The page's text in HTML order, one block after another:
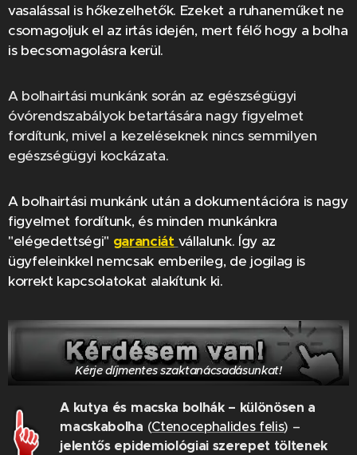
vasalással is hőkezelhetők. Ezeket a ruhaneműket ne
csomagoljuk el az irtás idején, mert félő hogy a bolha
is becsomagolásra kerül.
A bolhairtási munkánk során az egészségügyi
óvórendszabályok betartására nagy figyelmet
fordítunk, mivel a kezeléseknek nincs semmilyen
egészségügyi kockázata.
A bolhairtási munkánk után a dokumentációra is nagy
figyelmet fordítunk, és minden munkánkra
"elégedettségi" garanciát vállalunk. Így az
ügyfeleinkkel nemcsak emberileg, de jogilag is
korrekt kapcsolatokat alakítunk ki.
Kérje díjmentes szaktanácsadásunkat!
A kutya és macska bolhák – különösen a
macskabolha (Ctenocephalides felis) –
jelentős epidemiológiai szerepet töltenek